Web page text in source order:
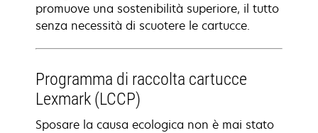
promuove una sostenibilità superiore, il tutto
senza necessità di scuotere le cartucce.
Programma di raccolta cartucce
Lexmark (LCCP)
Sposare la causa ecologica non è mai stato